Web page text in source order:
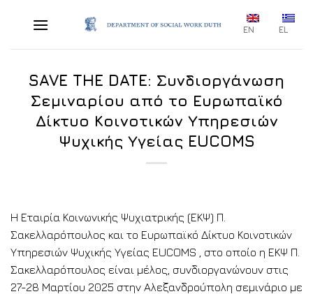
EN EL
SAVE THE DATE: Συνδιοργάνωση
Σεμιναρίου από το Ευρωπαϊκό
Δίκτυο Κοινοτικών Υπηρεσιών
Ψυχικής Υγείας EUCOMS
Η Εταιρία Κοινωνικής Ψυχιατρικής (ΕΚΨ) Π.
Σακελλαρόπουλος και το Ευρωπαϊκό Δίκτυο Κοινοτικών
Υπηρεσιών Ψυχικής Υγείας EUCOMS , στο οποίο η ΕΚΨ Π.
Σακελλαρόπουλος είναι μέλος, συνδιοργανώνουν στις
27-28 Μαρτίου 2025 στην Αλεξανδρούπολη σεμινάριο με